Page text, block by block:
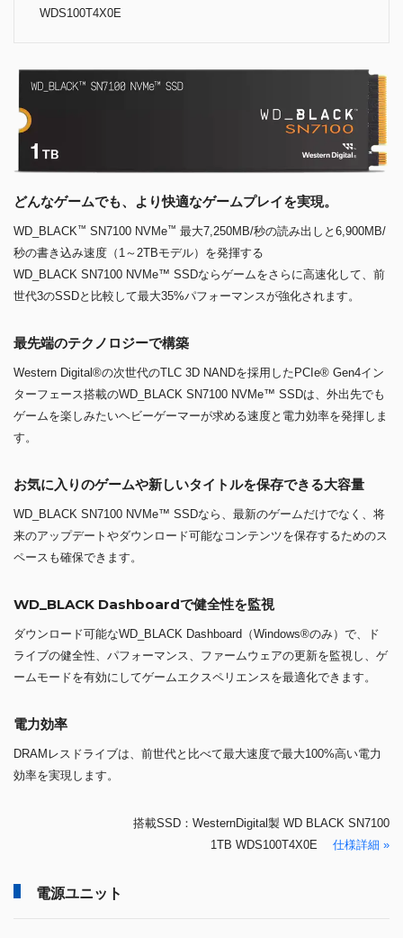
WDS100T4X0E
どんなゲームでも、より快適なゲームプレイを実現。
WD_BLACK™ SN7100 NVMe™ 最大7,250MB/秒の読み出しと6,900MB/
秒の書き込み速度（1～2TBモデル）を発揮する
WD_BLACK SN7100 NVMe™ SSDならゲームをさらに高速化して、前
世代3のSSDと比較して最大35%パフォーマンスが強化されます。
最先端のテクノロジーで構築
Western Digital®の次世代のTLC 3D NANDを採用したPCIe® Gen4イン
ターフェース搭載のWD_BLACK SN7100 NVMe™ SSDは、外出先でも
ゲームを楽しみたいヘビーゲーマーが求める速度と電力効率を発揮しま
す。
お気に入りのゲームや新しいタイトルを保存できる大容量
WD_BLACK SN7100 NVMe™ SSDなら、最新のゲームだけでなく、将
来のアップデートやダウンロード可能なコンテンツを保存するためのス
ペースも確保できます。
WD_BLACK Dashboardで健全性を監視
ダウンロード可能なWD_BLACK Dashboard（Windows®のみ）で、ド
ライブの健全性、パフォーマンス、ファームウェアの更新を監視し、ゲ
ームモードを有効にしてゲームエクスペリエンスを最適化できます。
電力効率
DRAMレスドライブは、前世代と比べて最大速度で最大100%高い電力
効率を実現します。
搭載SSD：WesternDigital製 WD BLACK SN7100
1TB WDS100T4X0E 仕様詳細 »
電源ユニット